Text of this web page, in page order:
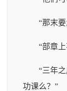
“那末
“部章
“三年
功课么？”